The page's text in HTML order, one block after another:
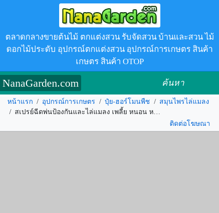
ตลาดกลางขายต้นไม้ ตกแต่งสวน รับจัดสวน บ้านและสวน ไม้
ดอกไม้ประดับ อุปกรณ์ตกแต่งสวน อุปกรณ์การเกษตร สินค้า
เกษตร สินค้า OTOP
NanaGarden.com ค้นหา
หน้าแรก / อุปกรณ์การเกษตร / ปุ๋ย-ฮอร์โมนพืช / สมุนไพรไล่แมลง
/
ติดต่อโฆษณา